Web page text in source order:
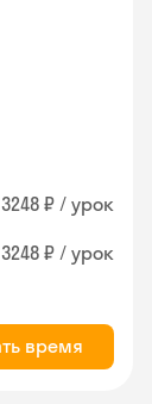
₽ / урок
₽ / урок
время